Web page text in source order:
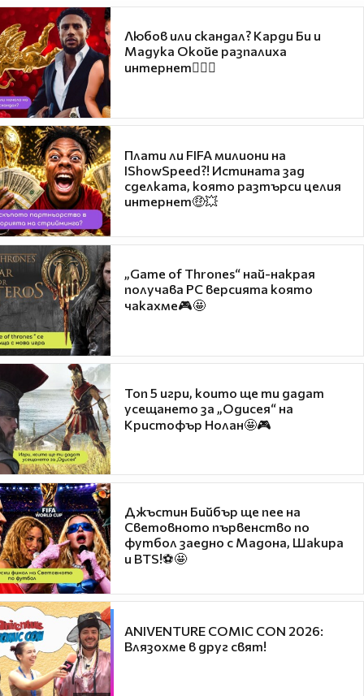
Любов или скандал? Карди Би и
Мадука Окойе разпалиха
интернет❤️‍🔥🔥
Плати ли FIFA милиони на
IShowSpeed?! Истината зад
сделката, която разтърси целия
интернет🤑💥
„Game of Thrones“ най-накрая
получава PC версията която
чакахме🎮🤩
Топ 5 игри, които ще ти дадат
усещането за „Одисея“ на
Кристофър Нолан🤩🎮
Джъстин Бийбър ще пее на
Световното първенство по
футбол заедно с Мадона, Шакира
и BTS!⚽🤩
ANIVENTURE COMIC CON 2026:
Влязохме в друг свят!